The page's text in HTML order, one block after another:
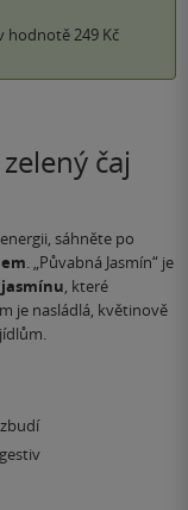
hodnotě 249 Kč
čaj
sáhněte po
. „Půvabná Jasmín“ je
, které
je nasládlá, květinově